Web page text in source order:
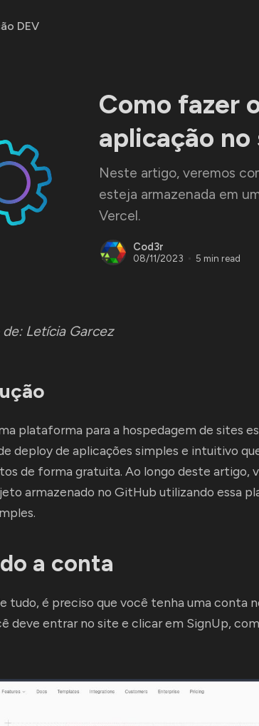
DEV
Como fazer
aplicação
Neste artigo, veremos
esteja armazenada em
Vercel.
Cod3r
08/11/2023 5 min read
de: Letícia Garcez
plataforma para a hospedagem de sites
deploy de aplicações simples e intuitivo
de forma gratuita. Ao longo deste artigo,
armazenado no GitHub utilizando essa
a conta
tudo, é preciso que você tenha uma conta
deve entrar no site e clicar em SignUp,